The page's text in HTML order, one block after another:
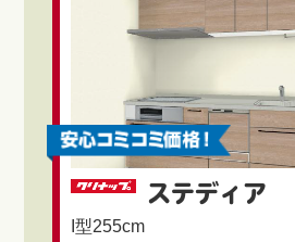
ステディア
I型255cm